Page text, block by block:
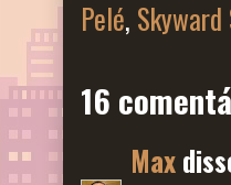
Pelé,
16
Max